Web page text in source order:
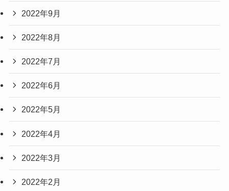
2022年9月
2022年8月
2022年7月
2022年6月
2022年5月
2022年4月
2022年3月
2022年2月